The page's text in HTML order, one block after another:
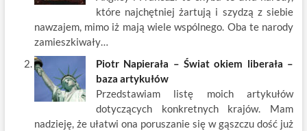
o
k
n
które najchętniej żartują i szydzą z siebie
nawzajem, mimo iż mają wiele wspólnego. Oba te narody
zamieszkiwały…
Piotr Napierała – Świat okiem liberała –
baza artykułów
Przedstawiam listę moich artykułów
dotyczących konkretnych krajów. Mam
nadzieję, że ułatwi ona poruszanie się w gąszczu dość już